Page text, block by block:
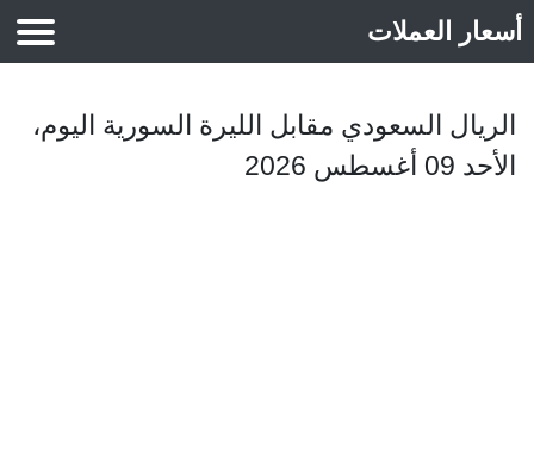
أسعار العملات
الريال السعودي مقابل الليرة السورية اليوم،
الأحد 09 أغسطس 2026